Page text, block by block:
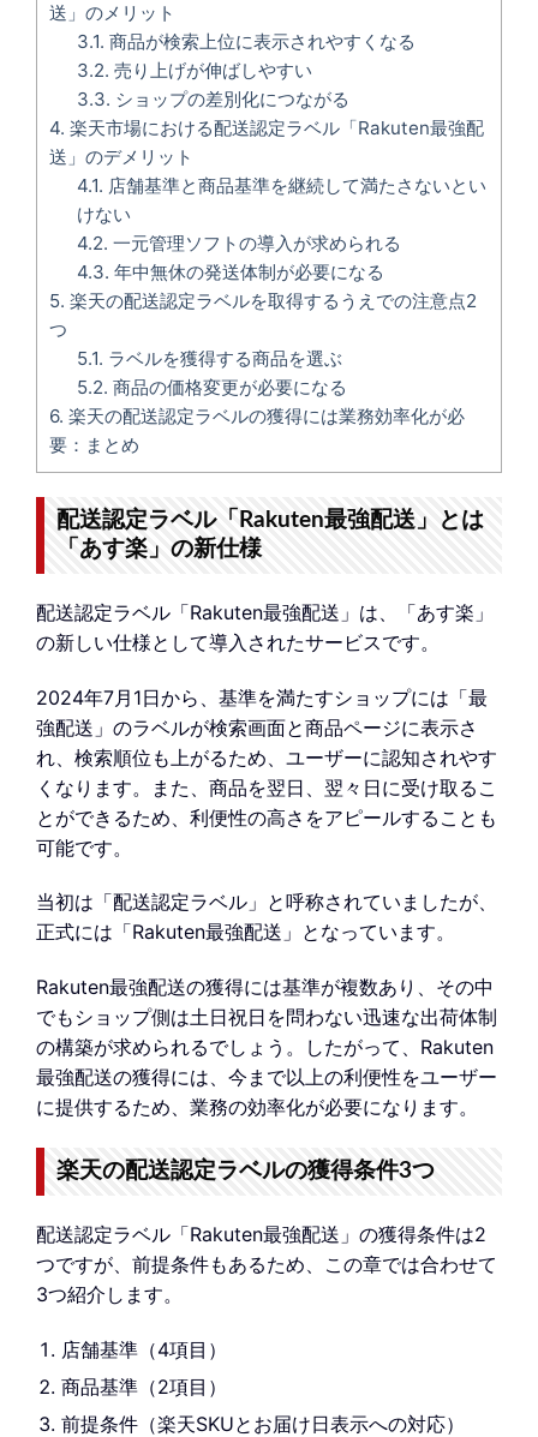
送」のメリット
3.1. 商品が検索上位に表示されやすくなる
3.2. 売り上げが伸ばしやすい
3.3. ショップの差別化につながる
4. 楽天市場における配送認定ラベル「Rakuten最強配
送」のデメリット
4.1. 店舗基準と商品基準を継続して満たさないとい
けない
4.2. 一元管理ソフトの導入が求められる
4.3. 年中無休の発送体制が必要になる
5. 楽天の配送認定ラベルを取得するうえでの注意点2
つ
5.1. ラベルを獲得する商品を選ぶ
5.2. 商品の価格変更が必要になる
6. 楽天の配送認定ラベルの獲得には業務効率化が必
要：まとめ
配送認定ラベル「Rakuten最強配送」とは
「あす楽」の新仕様
配送認定ラベル「Rakuten最強配送」は、「あす楽」
の新しい仕様として導入されたサービスです。
2024年7月1日から、基準を満たすショップには「最
強配送」のラベルが検索画面と商品ページに表示さ
れ、検索順位も上がるため、ユーザーに認知されやす
くなります。また、商品を翌日、翌々日に受け取るこ
とができるため、利便性の高さをアピールすることも
可能です。
当初は「配送認定ラベル」と呼称されていましたが、
正式には「Rakuten最強配送」となっています。
Rakuten最強配送の獲得には基準が複数あり、その中
でもショップ側は土日祝日を問わない迅速な出荷体制
の構築が求められるでしょう。したがって、Rakuten
最強配送の獲得には、今まで以上の利便性をユーザー
に提供するため、業務の効率化が必要になります。
楽天の配送認定ラベルの獲得条件3つ
配送認定ラベル「Rakuten最強配送」の獲得条件は2
つですが、前提条件もあるため、この章では合わせて
3つ紹介します。
店舗基準（4項目）
商品基準（2項目）
前提条件（楽天SKUとお届け日表示への対応）